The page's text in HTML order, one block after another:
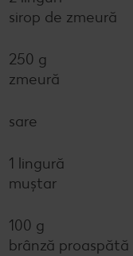
sirop de zmeură
250 g
zmeură
sare
1 lingură
muștar
100 g
brânză proaspătă